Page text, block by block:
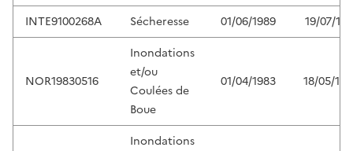
INTE9100268A
Sécheresse 01/06/1989 19/07/
NOR19830516
Inondations
et/ou
Coulées de
Boue
01/04/1983 18/05/
Inondations